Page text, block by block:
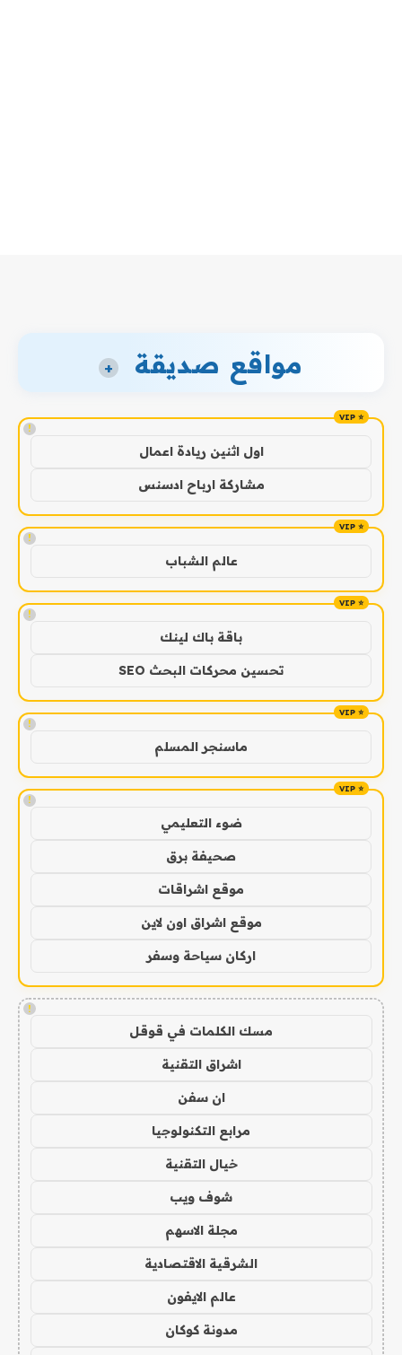
مواقع صديقة +
!
اول اثنين ريادة اعمال
مشاركة ارباح ادسنس
!
عالم الشباب
!
باقة باك لينك
تحسين محركات البحث SEO
!
ماسنجر المسلم
!
ضوء التعليمي
صحيفة برق
موقع اشراقات
موقع اشراق اون لاين
اركان سياحة وسفر
!
مسك الكلمات في قوقل
اشراق التقنية
ان سفن
مرابع التكنولوجيا
خيال التقنية
شوف ويب
مجلة الاسهم
الشرقية الاقتصادية
عالم الايفون
مدونة كوكان